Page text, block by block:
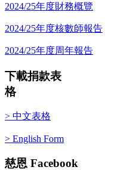
2024/25年度財務概覽
2024/25年度核數師報告
2024/25年度周年報告
下載捐款表
格
> 中文表格
> English Form
慈恩 Facebook